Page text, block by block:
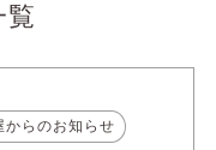
覧
らのお知らせ